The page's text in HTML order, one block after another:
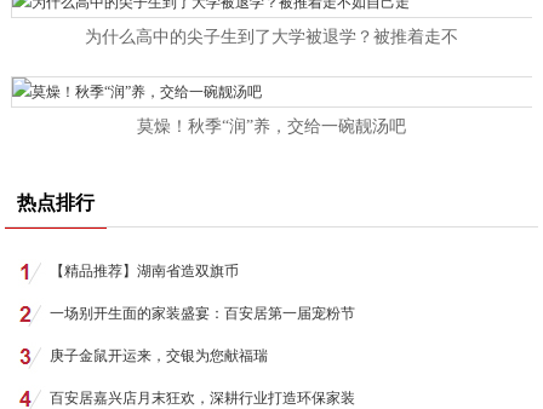
为什么高中的尖子生到了大学被退学？被推着走不
莫燥！秋季“润”养，交给一碗靓汤吧
热点排行
【精品推荐】湖南省造双旗币
一场别开生面的家装盛宴：百安居第一届宠粉节
庚子金鼠开运来，交银为您献福瑞
百安居嘉兴店月末狂欢，深耕行业打造环保家装